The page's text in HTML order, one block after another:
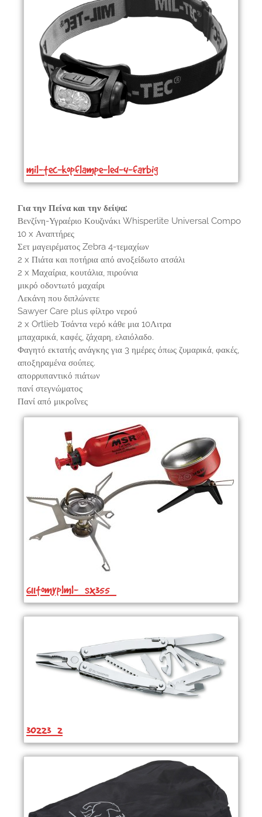
mil-tec-kopflampe-led-4-farbig
Για την Πείνα και την δείψα:
Βενζίνη-Υγραέριο Κουζινάκι Whisperlite Universal Compo
10 x Αναπτήρες
Σετ μαγειρέματος Zebra 4-τεμαχίων
2 x Πιάτα και ποτήρια από ανοξείδωτο ατσάλι
2 x Μαχαίρια, κουτάλια, πιρούνια
μικρό οδοντωτό μαχαίρι
Λεκάνη που διπλώνετε
Sawyer Care plus φίλτρο νερού
2 x Ortlieb Τσάντα νερό κάθε μια 10Λιτρα
μπαχαρικά, καφές, ζάχαρη, ελαιόλαδο.
Φαγητό εκτατής ανάγκης για 3 ημέρες όπως ζυμαρικά, φακές,
αποξηραμένα σούπες.
απορρυπαντικό πιάτων
πανί στεγνώματος
Πανί από μικροΐνες
611tomyplml-_sx355_
30223_2